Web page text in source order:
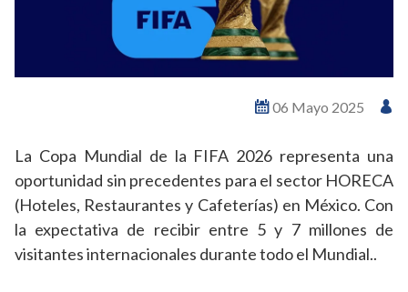
06 Mayo 2025
La Copa Mundial de la FIFA 2026 representa una
oportunidad sin precedentes para el sector HORECA
(Hoteles, Restaurantes y Cafeterías) en México. Con
la expectativa de recibir entre 5 y 7 millones de
visitantes internacionales durante todo el Mundial..